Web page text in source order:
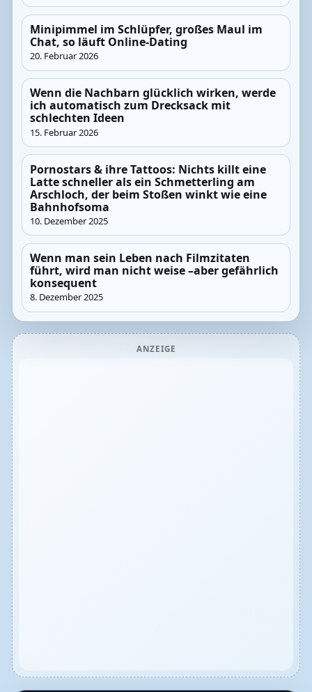
Minipimmel im Schlüpfer, großes Maul im
Chat, so läuft Online-Dating
20. Februar 2026
Wenn die Nachbarn glücklich wirken, werde
ich automatisch zum Drecksack mit
schlechten Ideen
15. Februar 2026
Pornostars & ihre Tattoos: Nichts killt eine
Latte schneller als ein Schmetterling am
Arschloch, der beim Stoßen winkt wie eine
Bahnhofsoma
10. Dezember 2025
Wenn man sein Leben nach Filmzitaten
führt, wird man nicht weise –aber gefährlich
konsequent
8. Dezember 2025
ANZEIGE